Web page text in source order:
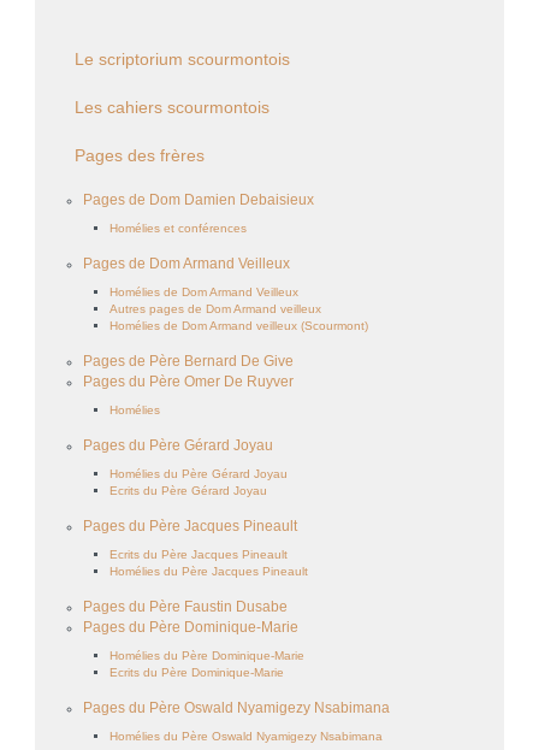
Le scriptorium scourmontois
Les cahiers scourmontois
Pages des frères
Pages de Dom Damien Debaisieux
Homélies et conférences
Pages de Dom Armand Veilleux
Homélies de Dom Armand Veilleux
Autres pages de Dom Armand veilleux
Homélies de Dom Armand veilleux (Scourmont)
Pages de Père Bernard De Give
Pages du Père Omer De Ruyver
Homélies
Pages du Père Gérard Joyau
Homélies du Père Gérard Joyau
Ecrits du Père Gérard Joyau
Pages du Père Jacques Pineault
Ecrits du Père Jacques Pineault
Homélies du Père Jacques Pineault
Pages du Père Faustin Dusabe
Pages du Père Dominique-Marie
Homélies du Père Dominique-Marie
Ecrits du Père Dominique-Marie
Pages du Père Oswald Nyamigezy Nsabimana
Homélies du Père Oswald Nyamigezy Nsabimana